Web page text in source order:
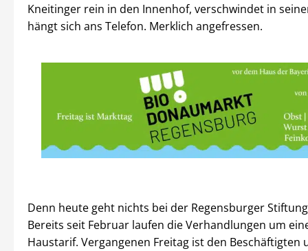
Kneitinger rein in den Innenhof, verschwindet in
hängt sich ans Telefon. Merklich angefressen.
Denn heute geht nichts bei der Regensburger
Bereits seit Februar laufen die Verhandlungen um
Haustarif. Vergangenen Freitag ist den Beschäftigten